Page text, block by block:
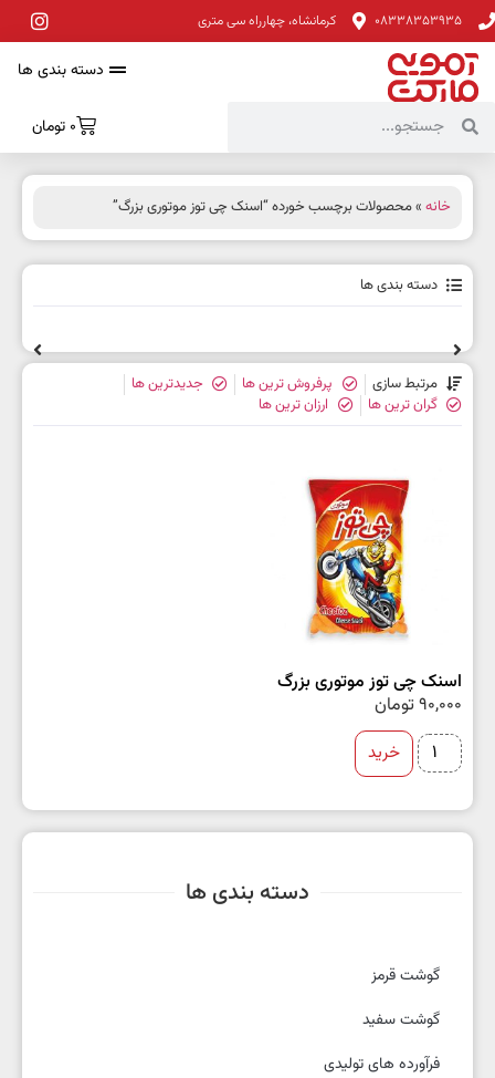
08338353935 کرمانشاه، چهارراه سی متری
دسته بندی ها
0 تومان
دسته بندی ها
گوشت قرمز
گوشت سفید
فرآورده های تولیدی
خانه » محصولات برچسب خورده “اسنک چی توز موتوری بزرگ”
دسته بندی ها
مرتبط سازی پرفروش ترین ها
جدیدترین ها
گران ترین ها
ارزان ترین ها
اسنک چی توز موتوری بزرگ
90,000تومان
خرید